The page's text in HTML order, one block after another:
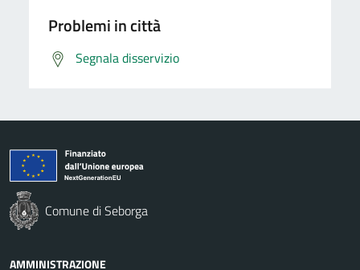
Problemi in città
Segnala disservizio
Comune di Seborga
AMMINISTRAZIONE